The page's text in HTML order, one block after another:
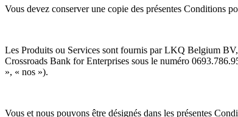
Vous devez conserver une copie des présentes Conditions
Les Produits ou Services sont fournis par LKQ Belgium
Crossroads Bank for Enterprises sous le numéro
», « nos »).
Vous et nous pouvons être désignés dans les présentes